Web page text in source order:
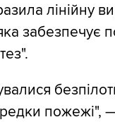
лінійну
забезпечує
пожежі",